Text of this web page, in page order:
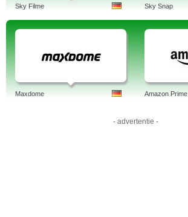
Sky Filme Sky Snap
Maxdome Amazon Prime
- advertentie -